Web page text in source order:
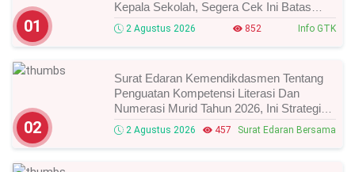
01
Kepala Sekolah, Segera Cek Ini Batas
Waktunya!
2 Agustus 2026 852 Info GTK
02
Surat Edaran Kemendikdasmen Tentang
Penguatan Kompetensi Literasi Dan
Numerasi Murid Tahun 2026, Ini Strategi
Dan Alurnya
2 Agustus 2026 457 Surat Edaran Bersama